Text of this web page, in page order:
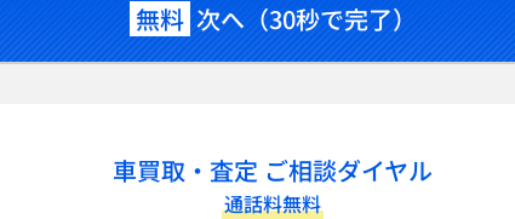
無料 次へ（30秒で完了）
車買取・査定 ご相談ダイヤル
通話料無料